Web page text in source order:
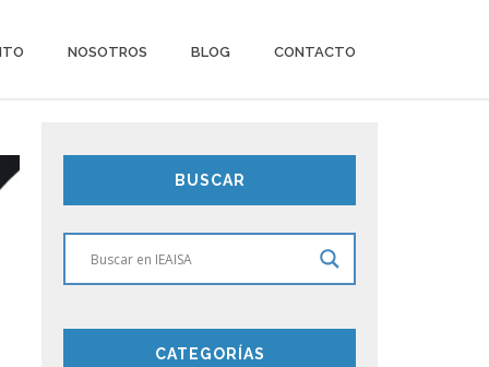
NOSOTROS BLOG CONTACTO
BUSCAR
CATEGORÍAS